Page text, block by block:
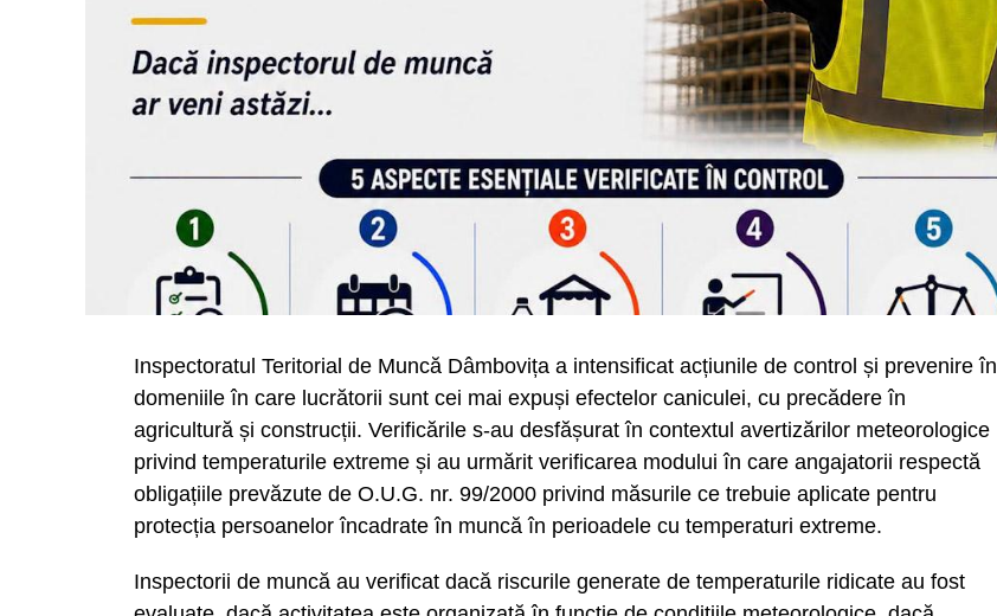
Inspectoratul Teritorial de Muncă Dâmbovița a intensificat acțiunile de control și prevenire în
domeniile în care lucrătorii sunt cei mai expuși efectelor caniculei, cu precădere în
agricultură și construcții. Verificările s-au desfășurat în contextul avertizărilor meteorologice
privind temperaturile extreme și au urmărit verificarea modului în care angajatorii respectă
obligațiile prevăzute de O.U.G. nr. 99/2000 privind măsurile ce trebuie aplicate pentru
protecția persoanelor încadrate în muncă în perioadele cu temperaturi extreme.
Inspectorii de muncă au verificat dacă riscurile generate de temperaturile ridicate au fost